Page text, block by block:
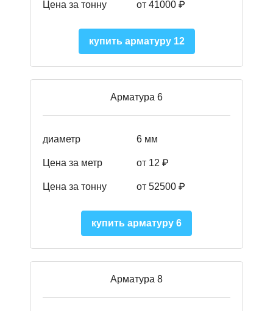
Цена за тонну от 41000 ₽
купить арматуру 12
Арматура 6
диаметр 6 мм
Цена за метр от 12 ₽
Цена за тонну от 52500 ₽
купить арматуру 6
Арматура 8